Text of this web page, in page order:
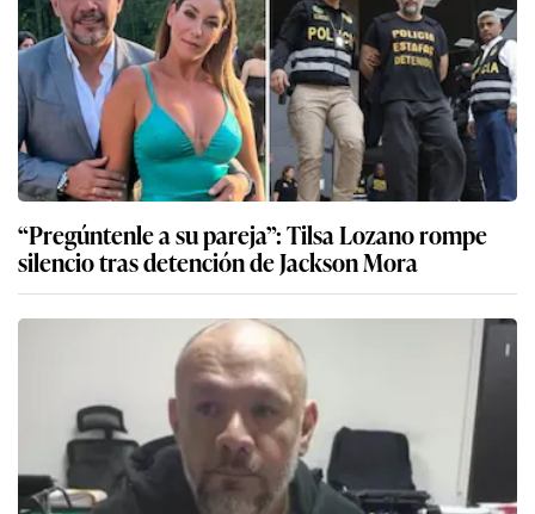
“Pregúntenle a su pareja”: Tilsa Lozano rompe
silencio tras detención de Jackson Mora